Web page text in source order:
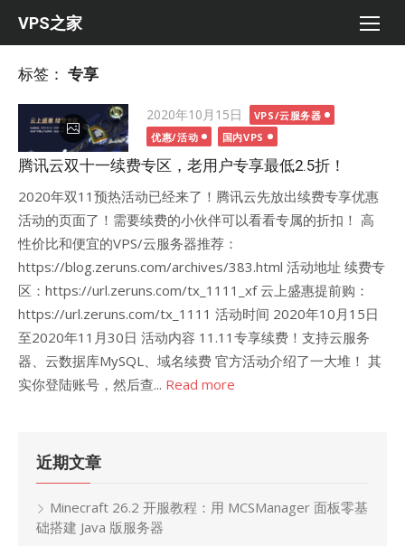
VPS之家
标签： 专享
Posted
on
2020年10月15日
VPS/云服务器
优惠/活动
国内VPS
腾讯云双十一续费专区，老用户专享最低2.5折！
2020年双11预热活动已经来了！腾讯云先放出续费专享优惠
活动的页面了！需要续费的小伙伴可以看看专属的折扣！ 高
性价比和便宜的VPS/云服务器推荐：
https://blog.zeruns.com/archives/383.html 活动地址 续费专
区：https://url.zeruns.com/tx_1111_xf 云上盛惠提前购：
https://url.zeruns.com/tx_1111 活动时间 2020年10月15日
至2020年11月30日 活动内容 11.11专享续费！支持云服务
器、云数据库MySQL、域名续费 官方活动介绍了一大堆！ 其
实你登陆账号，然后查... Read more
近期文章
Minecraft 26.2 开服教程：用 MCSManager 面板零基
础搭建 Java 版服务器